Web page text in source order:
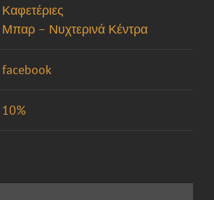
Καφετέριες
Μπαρ – Νυχτερινά Κέντρα
facebook
10%